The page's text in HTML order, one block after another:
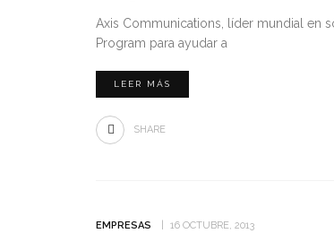
Axis Communications, líder mundial en
Program para ayudar a
LEER MÁS
SHARE
EMPRESAS 16 OCTUBRE, 2013